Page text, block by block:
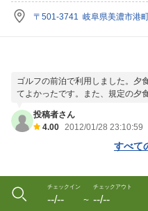
〒501-3741 岐阜県美濃市港
ゴルフの前泊で利用しました。夕
てよかったです。また、規定の夕
投稿者さん
4.00 2012/01/28 23:10:59
すべて
チェックイン
--/-- 〜
チェックアウト
--/--